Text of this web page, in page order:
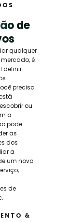
de
qualquer
é
definir
precisa
ou
a
pode
as
dos
a
um novo
de
&